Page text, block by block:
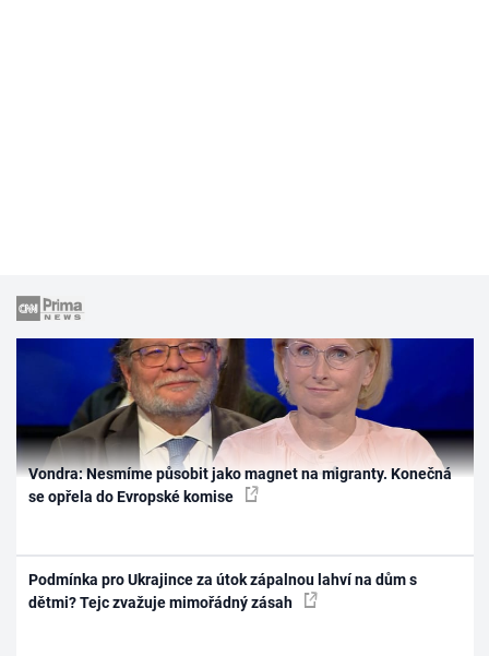
Vondra: Nesmíme působit jako magnet na migranty. Konečná
se opřela do Evropské komise
Podmínka pro Ukrajince za útok zápalnou lahví na dům s
dětmi? Tejc zvažuje mimořádný zásah